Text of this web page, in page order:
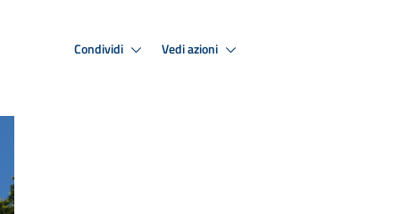
Condividi Vedi azioni